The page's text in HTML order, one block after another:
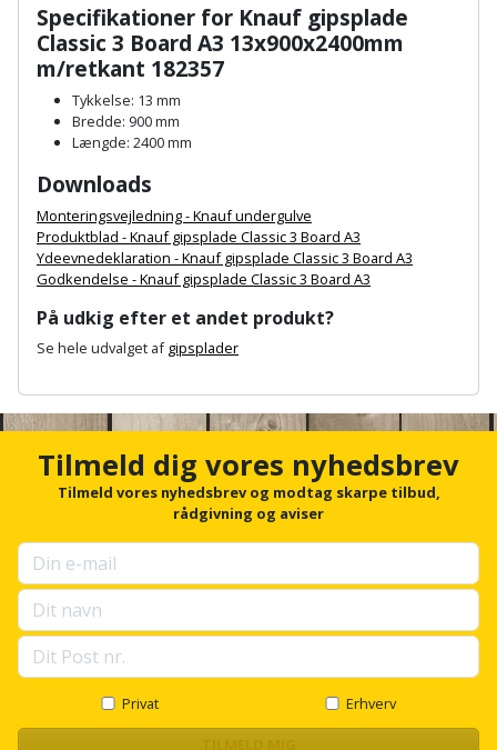
og
grus
Skruer,
bolte
møtrikker
Skunklem
Sternbeklædning
og
tagplader
Terrassebrædder
Terrasseopklodsning
Tråd
til
byggeri
Træ
Mejsel
Murerværktøj
Nedstryger
Nøgleværktøj
Økse
Oliekande
Palleløfter
Polsøger
snor
Renseservietter
og
wipes
Sækkelukker
Fugtmåler
Gipsskruemaskine
Girafsliber
Girafsliber
tilbehør
Høvl
Industristøvsuger
Kantfræser
Kantlimertilbehør
Kap-
og
geringssav
Kerneboremaskine
Klammepistol
Havepleje
Haveredskaber
Haveslange
tilbehør
Havetilbehør
Hegn
Højbede
Højtaler
Hylder
fritid
Jul
Kaffe
Klæbesøm
Specifikationer for Knauf gipsplade
Classic 3 Board A3 13x900x2400mm
m/retkant 182357
Tykkelse: 13 mm
Bredde: 900 mm
Længde: 2400 mm
Downloads
Monteringsvejledning - Knauf undergulve
Produktblad - Knauf gipsplade Classic 3 Board A3
Ydeevnedeklaration - Knauf gipsplade Classic 3 Board A3
Godkendelse - Knauf gipsplade Classic 3 Board A3
På udkig efter et andet produkt?
Se hele udvalget afgipsplader
c
r
u
p
s
e
l
l
Tilmeld dig vores nyhedsbrev
Tilmeld vores nyhedsbrev og modtag skarpe tilbud,
rådgivning og aviser
Privat Erhverv